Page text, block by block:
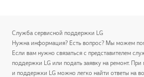
Служба сервисной поддержки LG
Нужна информация? Есть вопрос? Мы можем
Если вам нужно связаться с представителем
поддержки LG или подать заявку на ремонт.
и поддержки LG можно легко найти ответы на